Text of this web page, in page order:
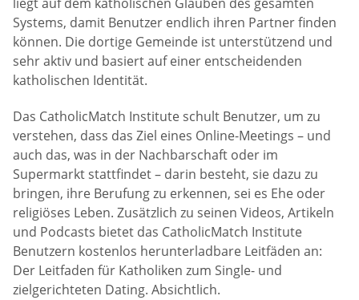
Systems, damit Benutzer endlich ihren Partner finden
können. Die dortige Gemeinde ist unterstützend und
sehr aktiv und basiert auf einer entscheidenden
katholischen Identität.
Das CatholicMatch Institute schult Benutzer, um zu
verstehen, dass das Ziel eines Online-Meetings – und
auch das, was in der Nachbarschaft oder im
Supermarkt stattfindet – darin besteht, sie dazu zu
bringen, ihre Berufung zu erkennen, sei es Ehe oder
religiöses Leben. Zusätzlich zu seinen Videos, Artikeln
und Podcasts bietet das CatholicMatch Institute
Benutzern kostenlos herunterladbare Leitfäden an:
Der Leitfaden für Katholiken zum Single- und
zielgerichteten Dating. Absichtlich.